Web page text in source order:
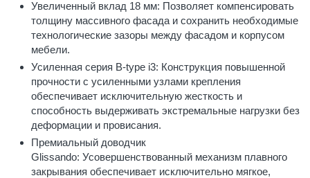
Увеличенный вклад 18 мм: Позволяет компенсировать
толщину массивного фасада и сохранить необходимые
технологические зазоры между фасадом и корпусом
мебели.
Усиленная серия B-type i3: Конструкция повышенной
прочности с усиленными узлами крепления
обеспечивает исключительную жесткость и
способность выдерживать экстремальные нагрузки без
деформации и провисания.
Премиальный доводчик
Glissando: Усовершенствованный механизм плавного
закрывания обеспечивает исключительно мягкое,